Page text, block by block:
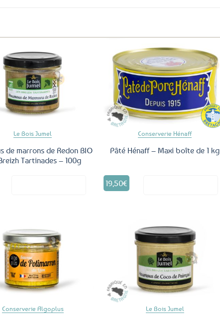
Le Bois Jumel
de marrons de Redon BIO
Tartinades – 100g
Ajouter
aux
favoris
Conserverie Hénaff
Pâté Hénaff – Maxi boîte de 1 kg
19,50€
Conserverie Algoplus Le Bois Jumel